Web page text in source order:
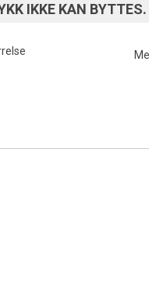
IKKE KAN BYTTES.